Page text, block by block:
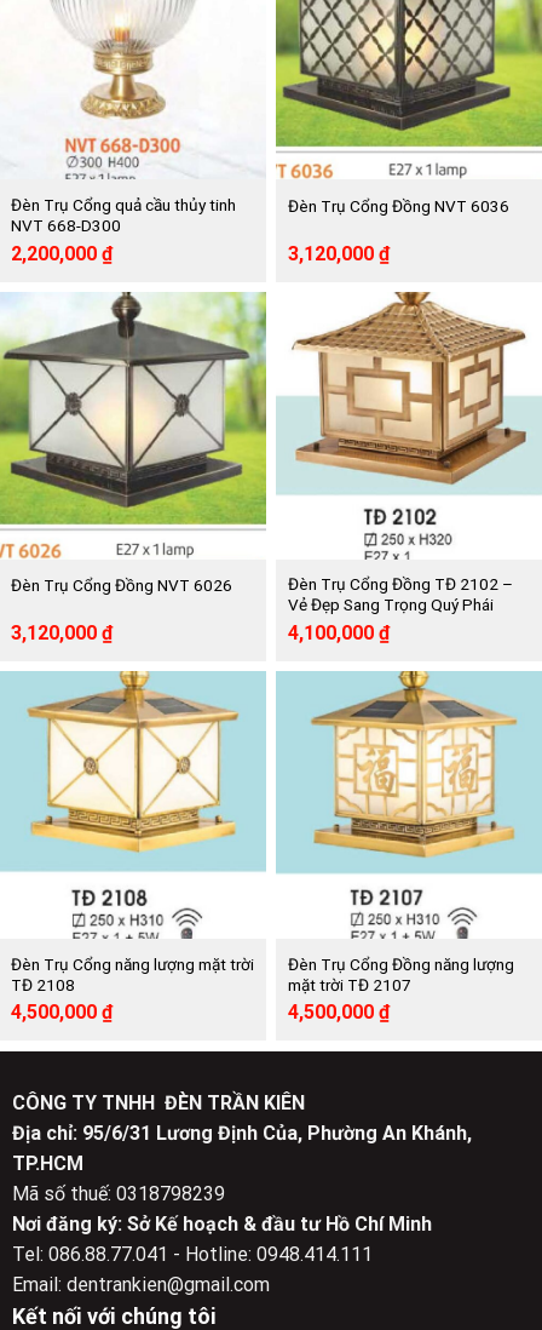
Đèn Trụ Cổng quả cầu thủy tinh
NVT 668-D300
Giá
gốc
là:
4,020,000 ₫.
2,200,000 ₫Giá
hiện
tại
là:
2,200,000 ₫.
Đèn Trụ Cổng Đồng NVT 6036
Giá
gốc
5,680,000 ₫.
3,120,000 ₫Giá
hiện
tại
là:
3,120,000 ₫.
Đèn Trụ Cổng Đồng NVT 6026
Giá
gốc
là:
5,680,000 ₫.
3,120,000 ₫Giá
hiện
tại
là:
3,120,000 ₫.
Đèn Trụ Cổng Đồng TĐ 2102 –
Vẻ Đẹp Sang Trọng Quý Phái
Giá
gốc
là:
8,268,000 ₫.
4,100,000 ₫Giá
hiện
tại
là:
4,100,000 ₫.
Đèn Trụ Cổng năng lượng mặt trời
TĐ 2108
Giá
là:
4,500,000 ₫Giá
tại
4,500,000 ₫.
Đèn Trụ Cổng Đồng năng lượng
mặt trời TĐ 2107
Giá
là:
4,500,000 ₫Giá
tại
CÔNG TY TNHH ĐÈN TRẦN KIÊN
Địa chỉ: 95/6/31 Lương Định Của, Phường An Khánh,
TP.HCM
Mã số thuế: 0318798239
Nơi đăng ký: Sở Kế hoạch & đầu tư Hồ Chí Minh
Tel: 086.88.77.041 - Hotline: 0948.414.111
Email: dentrankien@gmail.com
Kết nối với chúng tôi